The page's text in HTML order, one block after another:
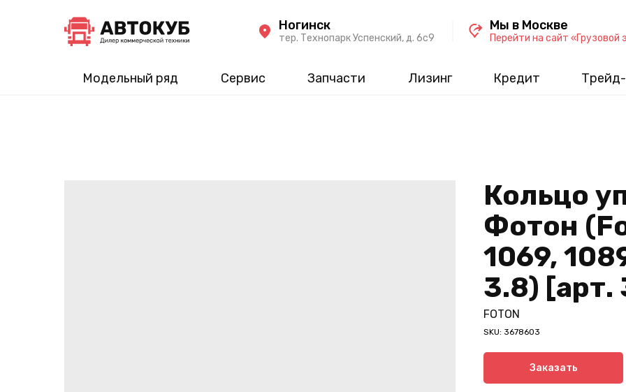
Модельный ряд Сервис Запчасти Лизинг Кредит
тер. Технопарк Успенский, д. 6c9
Ногинск
Перейти на сайт «Грузовой
Мы в Москве
Кольцо
Фотон
1069,
3.8) [арт.
FOTON
SKU: 3678603
Заказать